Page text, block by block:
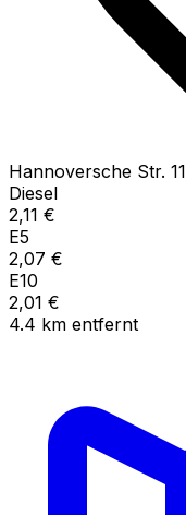
Hannoversche Str. 11
Diesel
2,11 €
E5
2,07 €
E10
2,01 €
4.4 km entfernt